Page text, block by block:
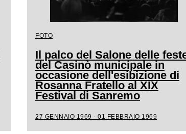
FOTO
Il palco del Salone delle
del Casinò municipale in
occasione dell'esibizione di
Rosanna Fratello al XIX
Festival di Sanremo
27 GENNAIO 1969 - 01 FEBBRAIO 1969